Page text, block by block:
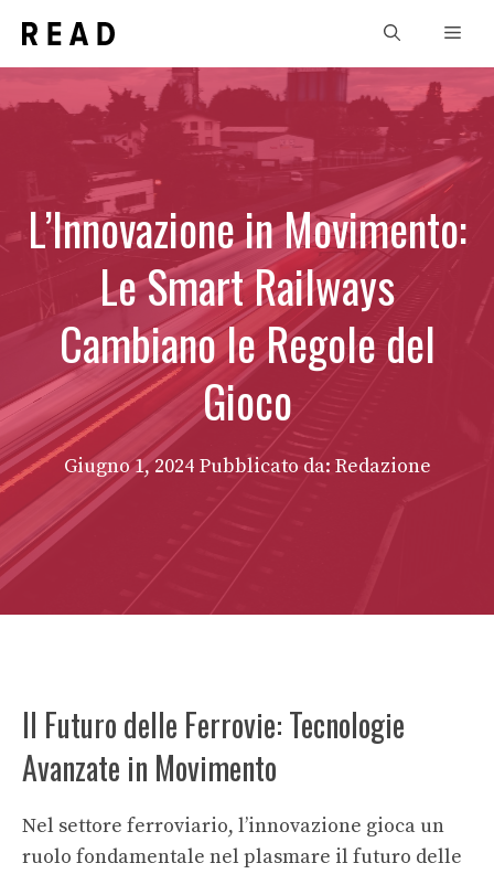
contenuto
L’Innovazione in Movimento:
Le Smart Railways
Cambiano le Regole del
Gioco
Giugno 1, 2024 Pubblicato da: Redazione
Il Futuro delle Ferrovie: Tecnologie
Avanzate in Movimento
Nel settore ferroviario, l’innovazione gioca un
ruolo fondamentale nel plasmare il futuro delle